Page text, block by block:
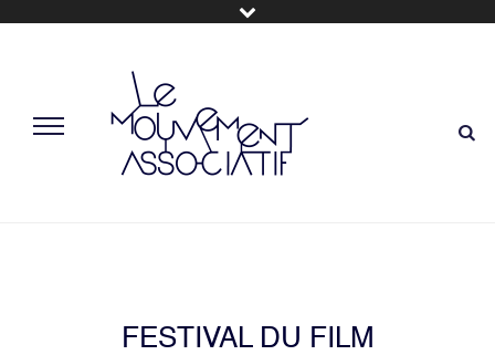
FESTIVAL DU FILM